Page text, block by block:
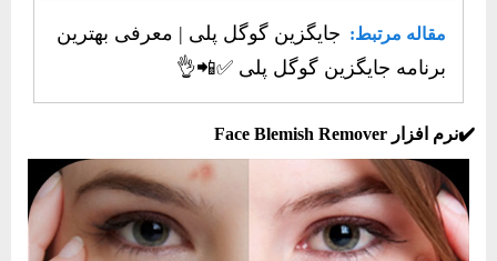
مقاله مرتبط: جایگزین گوگل پلی | معرفی بهترین
برنامه جایگزین گوگل پلی ✅​📲​👌​
✔️نرم‌ افزار Face Blemish Remover